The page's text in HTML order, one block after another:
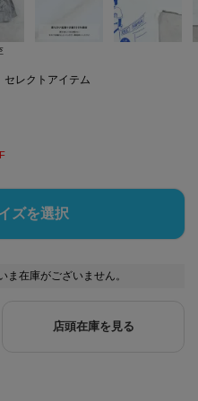
セレクトアイテム
ズを選択
ま在庫がございません。
店頭在庫を見る